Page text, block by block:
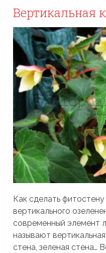
Вертикальная
Как сделать
вертикального
современный элемент
называют
стена, зеленая стена…